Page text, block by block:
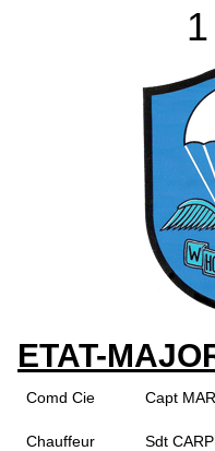
ETAT-
Comd Cie Capt
Chauffeur
Sdt